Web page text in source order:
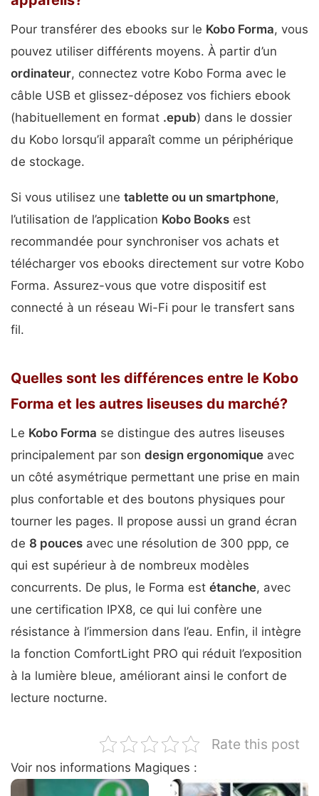
Pour transférer des ebooks sur le Kobo Forma, vous
pouvez utiliser différents moyens. À partir d’un
ordinateur, connectez votre Kobo Forma avec le
câble USB et glissez-déposez vos fichiers ebook
(habituellement en format .epub) dans le dossier
du Kobo lorsqu’il apparaît comme un périphérique
de stockage.
Si vous utilisez une tablette ou un smartphone,
l’utilisation de l’application Kobo Books est
recommandée pour synchroniser vos achats et
télécharger vos ebooks directement sur votre Kobo
Forma. Assurez-vous que votre dispositif est
connecté à un réseau Wi-Fi pour le transfert sans
fil.
Quelles sont les différences entre le Kobo
Forma et les autres liseuses du marché?
Le Kobo Forma se distingue des autres liseuses
principalement par son design ergonomique avec
un côté asymétrique permettant une prise en main
plus confortable et des boutons physiques pour
tourner les pages. Il propose aussi un grand écran
de 8 pouces avec une résolution de 300 ppp, ce
qui est supérieur à de nombreux modèles
concurrents. De plus, le Forma est étanche, avec
une certification IPX8, ce qui lui confère une
résistance à l’immersion dans l’eau. Enfin, il intègre
la fonction ComfortLight PRO qui réduit l’exposition
à la lumière bleue, améliorant ainsi le confort de
lecture nocturne.
Rate this post
Voir nos informations Magiques :